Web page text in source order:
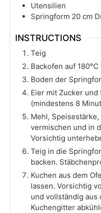
Utensilien
Springform 20 cm
INSTRUCTIONS
Teig
Backofen auf
Boden der
Eier mit Zucker
(mindestens 8
Mehl,
vermischen und in
Vorsichtig
Teig in die
backen.
Kuchen aus dem
lassen. Vorsichtig
und vollständig aus
Kuchengitter